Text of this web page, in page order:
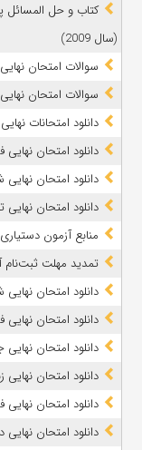
(سال 2009)
سوالات امتحان نهایی هندسه 3 سال
سوالات امتحان نهایی علوم و فنون
دانلود امتحانات نهایی
دانلود امتحان نهایی فیزیک 3 پایه دوازدهم
دانلود امتحان نهایی شیمی 3 پایه
دانلود امتحان نهایی تاریخ 3 پایه
منابع آزمون دستیاری
تمدید مهلت ثبت‌نام
دانلود امتحان نهایی شیمی 2 تجربی پایه یازدهم
دانلود امتحان نهایی فیزیک 2 پایه یازدهم
دانلود امتحان نهایی جامعه شناسی 3
دانلود امتحان نهایی زبان خارجی 3 پایه
دانلود امتحان نهایی فلسفه 2 پایه دوازدهم
دانلود امتحان نهایی دینی 2 پایه یازدهم تیر